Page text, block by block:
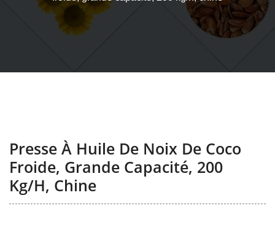
Presse À Huile De Noix De Coco
Froide, Grande Capacité, 200
Kg/h, Chine